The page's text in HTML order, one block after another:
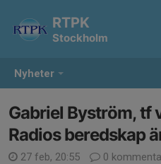
Nyheter
RTPK
Stockholm
Gabriel Byström, tf
Radios beredskap
27 feb, 20:55 0